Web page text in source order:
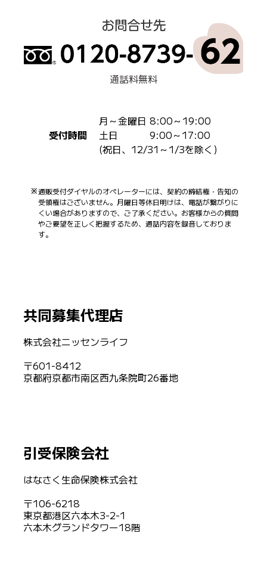
通話料無料
受付時間
月～金曜日 8:00～19:00
土日 9:00～17:00
(祝日、12/31～1/3を除く)
通販受付ダイヤルのオペレーターには、契約の締結権・告知の
受領権はございません。月曜日等休日明けは、電話が繋がりに
くい場合がありますので、ご了承ください。お客様からの質問
やご要望を正しく把握するため、通話内容を録音しておりま
す。
共同募集代理店
株式会社ニッセンライフ
〒601-8412
京都府京都市南区西九条院町26番地
引受保険会社
はなさく生命保険株式会社
〒106-6218
東京都港区六本木3-2-1
六本木グランドタワー18階